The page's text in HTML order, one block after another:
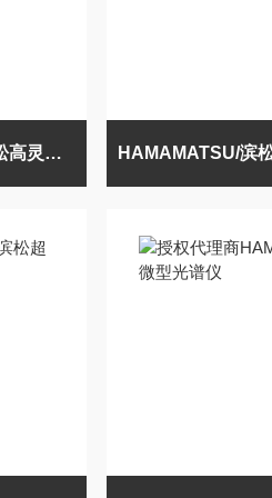
日本进口HAMAMATSU/滨松高灵敏度光谱仪探头